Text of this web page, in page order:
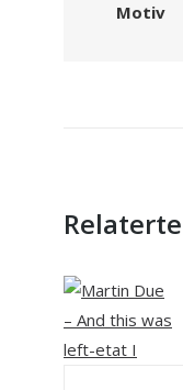
Motiv